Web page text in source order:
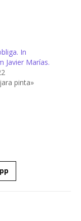
In
Javier Marías.
pinta»